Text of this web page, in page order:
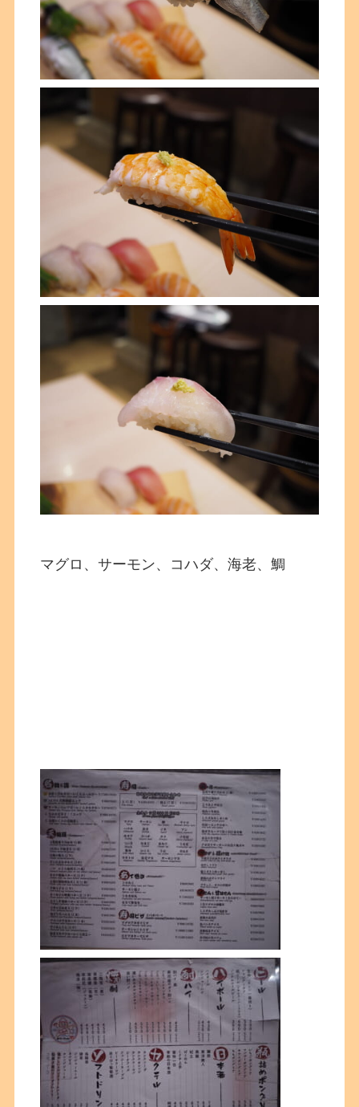
マグロ、サーモン、コハダ、海老、鯛